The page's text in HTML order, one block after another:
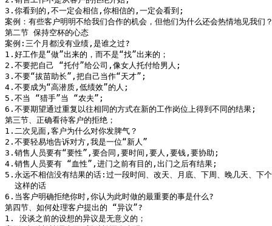
3.你看到的,不一定会相信,你相信的,一定会看到;
案例：有些客户明明不给我们合作的机会，但他们为什么还会热情地见我们
第二节 保持空杯的心态
案例:三个月都没有业绩,是谁之过?
1.好工作是“做”出来的，而不是“找”出来的；
2.不要把自己 “托付”给公司,像女人托付给男人;
3.不要“拔苗助长”,把自己当作“天才”;
4.不要成为“高潜质,低绩效”的人;
5.不当 “猎手”当 “农夫”;
6.不要期望通过重复以往相同的方式在新的工作岗位上得到不同的结果;
第三节、正确看待客户的拒绝；
1.二次见面,客户为什么对你发脾气？
2.不要轻易地告诉对方,我是一位“新人”
3.销售人员要有“要性”,要合同,要时间,要人,要钱,要协助;
4.销售人员要有 “血性”,进门之前有目的,出门之后有结果;
5.永远不相信没有结果的话:过一段时间、改天、月底、下周、晚几天、下
  这样的话
6.当客户明确拒绝你时,你认为此时做的最重要的事是什么?
第四节、如何处理客户提出的 “异议”?
1. 没谈之前的设想的异议是无意义的；